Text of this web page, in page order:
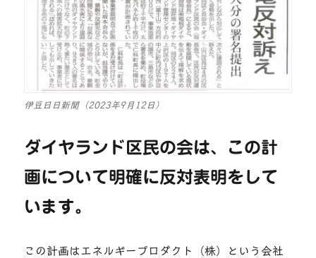
伊豆日日新聞（2023年9月12日）
ダイヤランド区民の会は、この計
画について明確に反対表明をして
います。
この計画はエネルギープロダクト（株）という会社